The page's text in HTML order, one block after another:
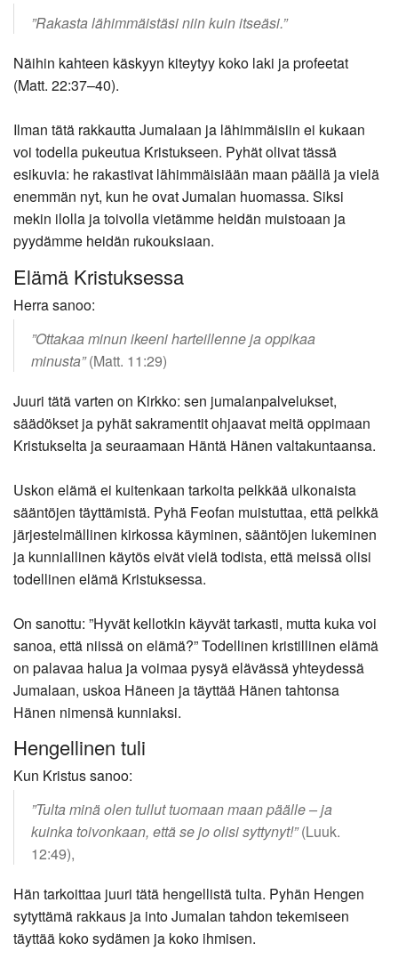
”Rakasta lähimmäistäsi niin kuin itseäsi.”
Näihin kahteen käskyyn kiteytyy koko laki ja profeetat
(Matt. 22:37–40).
Ilman tätä rakkautta Jumalaan ja lähimmäisiin ei kukaan
voi todella pukeutua Kristukseen. Pyhät olivat tässä
esikuvia: he rakastivat lähimmäisiään maan päällä ja vielä
enemmän nyt, kun he ovat Jumalan huomassa. Siksi
mekin ilolla ja toivolla vietämme heidän muistoaan ja
pyydämme heidän rukouksiaan.
Elämä Kristuksessa
Herra sanoo:
”Ottakaa minun ikeeni harteillenne ja oppikaa
minusta”(Matt. 11:29)
Juuri tätä varten on Kirkko: sen jumalanpalvelukset,
säädökset ja pyhät sakramentit ohjaavat meitä oppimaan
Kristukselta ja seuraamaan Häntä Hänen valtakuntaansa.
Uskon elämä ei kuitenkaan tarkoita pelkkää ulkonaista
sääntöjen täyttämistä. Pyhä Feofan muistuttaa, että pelkkä
järjestelmällinen kirkossa käyminen, sääntöjen lukeminen
ja kunniallinen käytös eivät vielä todista, että meissä olisi
todellinen elämä Kristuksessa.
On sanottu: ”Hyvät kellotkin käyvät tarkasti, mutta kuka voi
sanoa, että niissä on elämä?” Todellinen kristillinen elämä
on palavaa halua ja voimaa pysyä elävässä yhteydessä
Jumalaan, uskoa Häneen ja täyttää Hänen tahtonsa
Hänen nimensä kunniaksi.
Hengellinen tuli
Kun Kristus sanoo:
”Tulta minä olen tullut tuomaan maan päälle – ja
kuinka toivonkaan, että se jo olisi syttynyt!”(Luuk.
12:49),
Hän tarkoittaa juuri tätä hengellistä tulta. Pyhän Hengen
sytyttämä rakkaus ja into Jumalan tahdon tekemiseen
täyttää koko sydämen ja koko ihmisen.